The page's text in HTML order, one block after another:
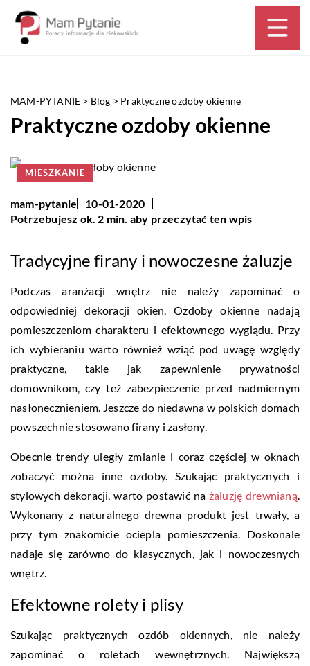
MAM-PYTANIE > Blog > Praktyczne ozdoby okienne
Praktyczne ozdoby okienne
MIESZKANIE
mam-pytanie
10-01-2020
Potrzebujesz ok. 2 min. aby przeczytać ten wpis
Tradycyjne firany i nowoczesne żaluzje
Podczas aranżacji wnętrz nie należy zapominać o
odpowiedniej dekoracji okien. Ozdoby okienne nadają
pomieszczeniom charakteru i efektownego wyglądu. Przy
ich wybieraniu warto również wziąć pod uwagę względy
praktyczne, takie jak zapewnienie prywatności
domownikom, czy też zabezpieczenie przed nadmiernym
nasłonecznieniem. Jeszcze do niedawna w polskich domach
powszechnie stosowano firany i zasłony.
Obecnie trendy uległy zmianie i coraz częściej w oknach
zobaczyć można inne ozdoby. Szukając praktycznych i
stylowych dekoracji, warto postawić na żaluzję drewnianą.
Wykonany z naturalnego drewna produkt jest trwały, a
przy tym znakomicie ociepla pomieszczenia. Doskonale
nadaje się zarówno do klasycznych, jak i nowoczesnych
wnętrz.
Efektowne rolety i plisy
Szukając praktycznych ozdób okiennych, nie należy
zapominać o roletach wewnętrznych. Największą